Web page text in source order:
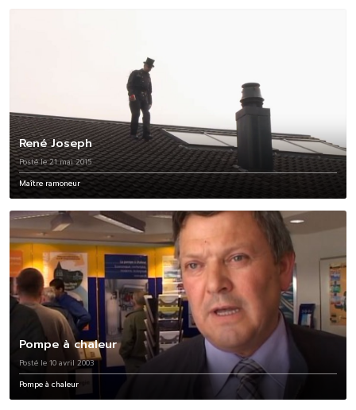
René Joseph
Posté le 21 mai 2015
Maître ramoneur
Pompe à chaleur
Posté le 10 avril 2003
Pompe à chaleur